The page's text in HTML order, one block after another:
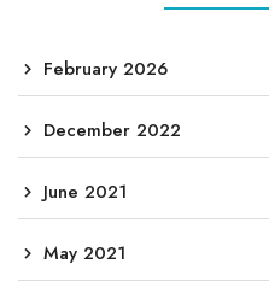
February 2026
December 2022
June 2021
May 2021